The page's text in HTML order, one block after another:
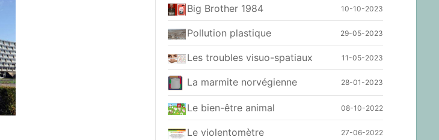
Big Brother 1984 10-10-2023
Pollution plastique 29-05-2023
Les troubles visuo-spatiaux 11-05-2023
La marmite norvégienne 28-01-2023
Le bien-être animal 08-10-2022
Le violentomètre 27-06-2022